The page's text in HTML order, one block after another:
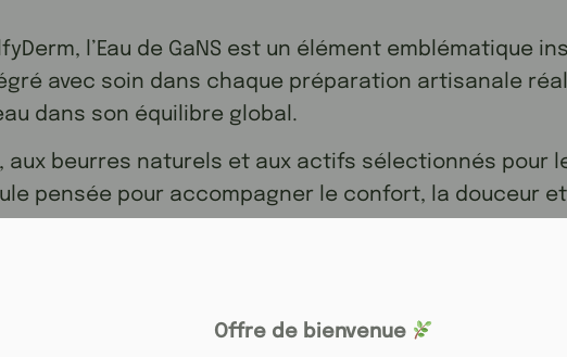
l’Eau de GaNS est un élément emblématique
avec soin dans chaque préparation artisanale
dans son équilibre global.
aux beurres naturels et aux actifs sélectionnés pour
pensée pour accompagner le confort, la douceur
Offre de bienvenue